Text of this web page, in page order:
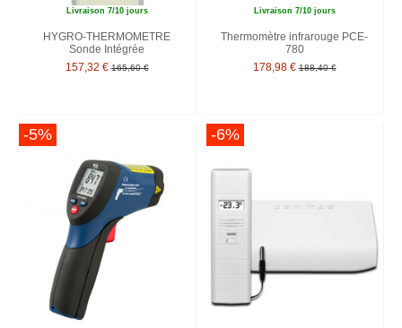
Livraison 7/10 jours
HYGRO-THERMOMETRE
Sonde Intégrée
157,32 € 165,60 €
Livraison 7/10 jours
Thermomètre infrarouge PCE-
780
178,98 € 188,40 €
-5% -6%